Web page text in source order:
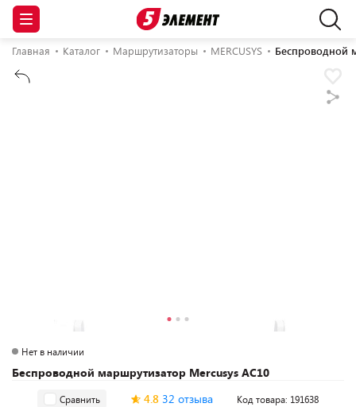
Главная Каталог Маршрутизаторы MERCUSYS Беспроводной
Беспроводной маршрутизатор Mercusys AC10
Нет в наличии
Сравнить 4.8 32 отзыва Код товара: 191638